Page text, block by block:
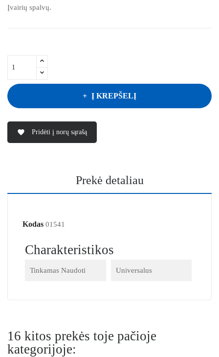
Įvairių spalvų.
Į KREPŠELĮ
favorite Pridėti į norų sąrašą
Prekė detaliau
Kodas 01541
Charakteristikos
Tinkamas Naudoti Universalus
16 kitos prekės toje pačioje
kategorijoje: